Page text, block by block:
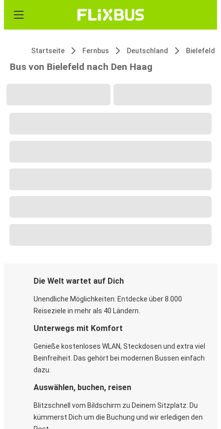
Startseite Fernbus Deutschland Bielefeld
Bus von Bielefeld nach Den Haag
Die Welt wartet auf Dich
Unendliche Möglichkeiten: Entdecke über 8.000
Reiseziele in mehr als 40 Ländern.
Unterwegs mit Komfort
Genieße kostenloses WLAN, Steckdosen und extra viel
Beinfreiheit. Das gehört bei modernen Bussen einfach
dazu.
Auswählen, buchen, reisen
Blitzschnell vom Bildschirm zu Deinem Sitzplatz: Du
kümmerst Dich um die Buchung und wir erledigen den